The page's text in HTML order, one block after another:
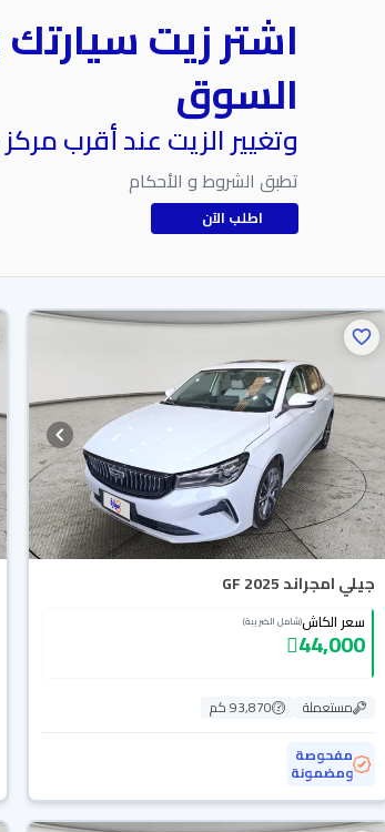
اشتر زيت
السوق
وتغيير الزيت عند أقرب
تطبق الشروط و الأحكام
اطلب الآن
جيلي امجراند GF 2025
سعر الكاش(شامل الضريبة)
44,000
مستعملة
93,870 كم
مفحوصة
ومضمونة